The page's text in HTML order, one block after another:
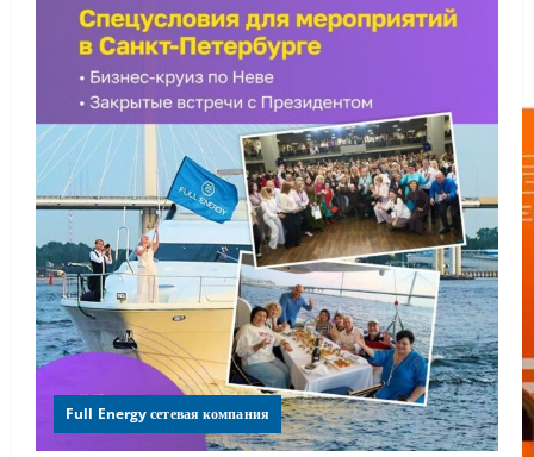
Full Energy сетевая компания